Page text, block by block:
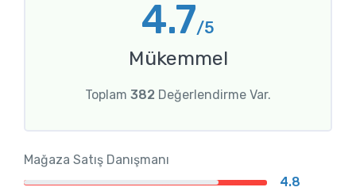
4.7/5
Mükemmel
Toplam 382 Değerlendirme Var.
Mağaza Satış Danışmanı
4.8